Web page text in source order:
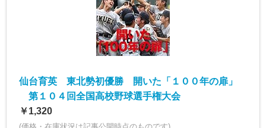
仙台育英 東北勢初優勝 開いた「１００年の扉」
第１０４回全国高校野球選手権大会
￥1,320